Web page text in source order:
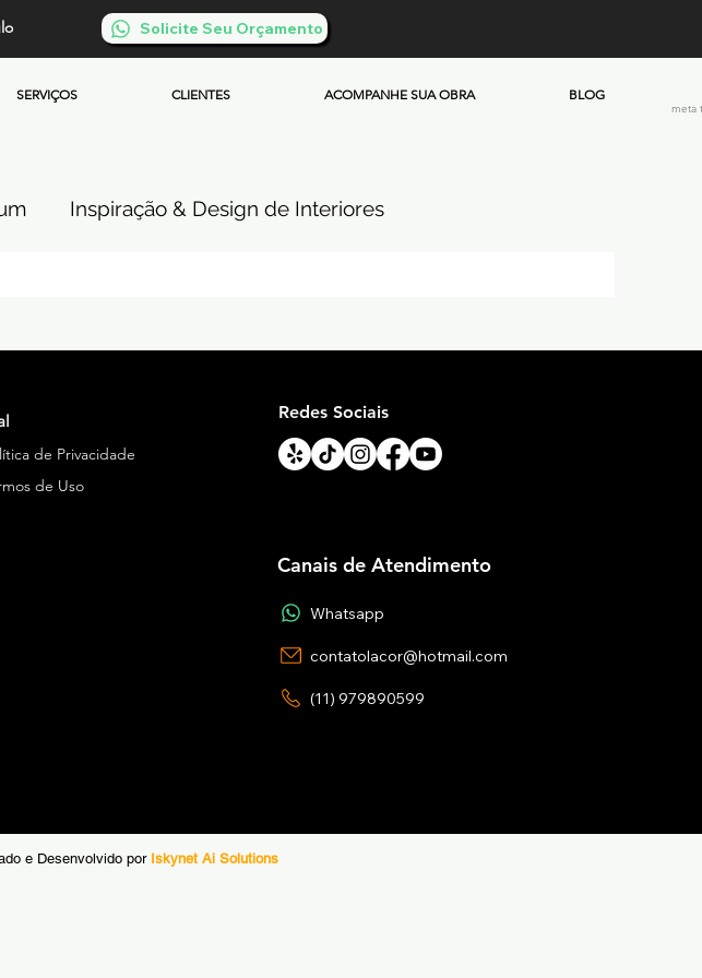
Solicite Seu Orçamento
SERVIÇOS CLIENTES ACOMPANHE SUA OBRA BLOG
meta
Inspiração & Design de Interiores
de Privacidade
de Uso
Redes Sociais
Canais de Atendimento
Whatsapp
contatolacor@hotmail.com
(11) 979890599
e Desenvolvido por Iskynet Ai Solutions